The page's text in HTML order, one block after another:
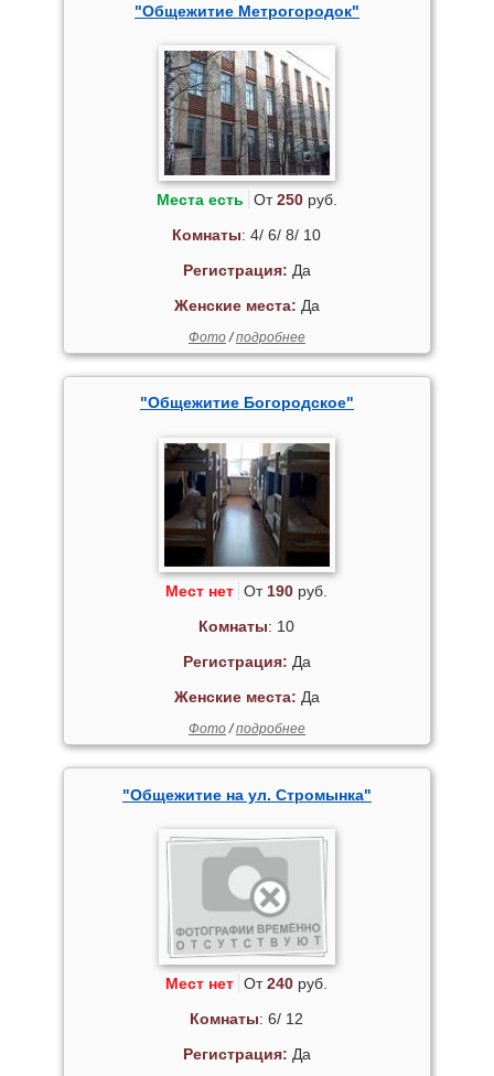
"Общежитие Метрогородок"
Места есть От250руб.
Комнаты: 4/ 6/ 8/ 10
Регистрация: Да
Женские места: Да
Фото/подробнее
"Общежитие Богородское"
Мест нет От 190 руб.
Комнаты: 10
Регистрация: Да
Женские места: Да
Фото/подробнее
"Общежитие на ул. Стромынка"
Мест нет От240 руб.
Комнаты: 6/ 12
Регистрация: Да